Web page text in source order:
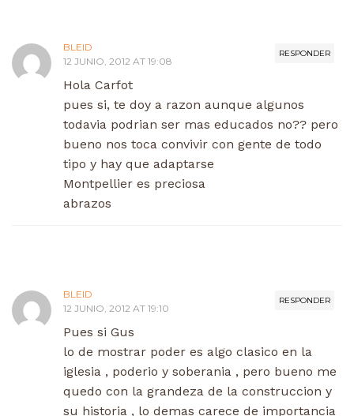
RESPONDER
BLEID
12 JUNIO, 2012 AT 19:08
Hola Carfot
pues si, te doy a razon aunque algunos
todavia podrian ser mas educados no?? pero
bueno nos toca convivir con gente de todo
tipo y hay que adaptarse
Montpellier es preciosa
abrazos
RESPONDER
BLEID
12 JUNIO, 2012 AT 19:10
Pues si Gus
lo de mostrar poder es algo clasico en la
iglesia , poderio y soberania , pero bueno me
quedo con la grandeza de la construccion y
su historia , lo demas carece de importancia